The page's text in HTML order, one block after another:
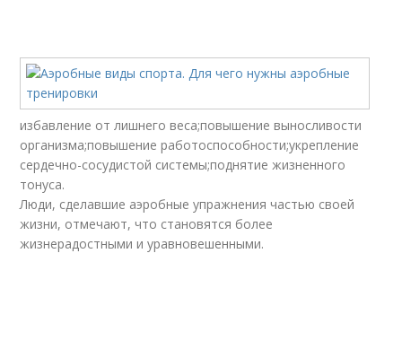
избавление от лишнего веса;повышение выносливости
организма;повышение работоспособности;укрепление
сердечно-сосудистой системы;поднятие жизненного
тонуса.
Люди, сделавшие аэробные упражнения частью своей
жизни, отмечают, что становятся более
жизнерадостными и уравновешенными.